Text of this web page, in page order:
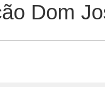
Dom